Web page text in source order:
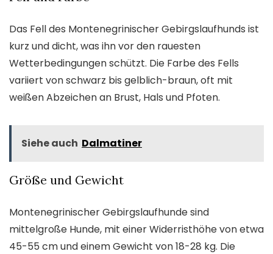
Das Fell des Montenegrinischer Gebirgslaufhunds ist
kurz und dicht, was ihn vor den rauesten
Wetterbedingungen schützt. Die Farbe des Fells
variiert von schwarz bis gelblich-braun, oft mit
weißen Abzeichen an Brust, Hals und Pfoten.
Siehe auch Dalmatiner
Größe und Gewicht
Montenegrinischer Gebirgslaufhunde sind
mittelgroße Hunde, mit einer Widerristhöhe von etwa
45-55 cm und einem Gewicht von 18-28 kg. Die